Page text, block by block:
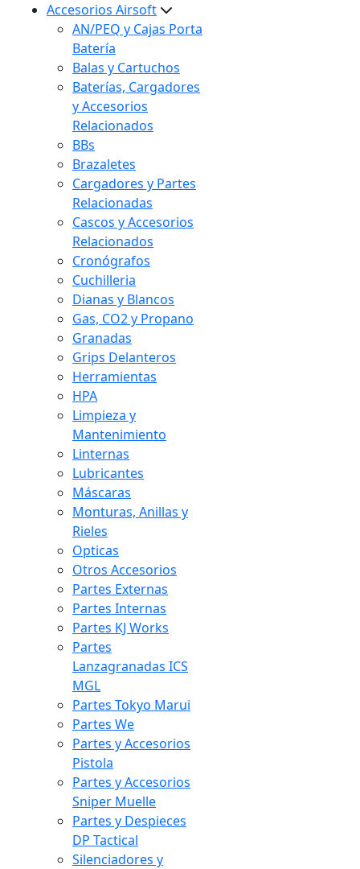
Accesorios Airsoft
AN/PEQ y Cajas Porta
Batería
Balas y Cartuchos
Baterías, Cargadores
y Accesorios
Relacionados
BBs
Brazaletes
Cargadores y Partes
Relacionadas
Cascos y Accesorios
Relacionados
Cronógrafos
Cuchilleria
Dianas y Blancos
Gas, CO2 y Propano
Granadas
Grips Delanteros
Herramientas
HPA
Limpieza y
Mantenimiento
Linternas
Lubricantes
Máscaras
Monturas, Anillas y
Rieles
Opticas
Otros Accesorios
Partes Externas
Partes Internas
Partes KJ Works
Partes
Lanzagranadas ICS
MGL
Partes Tokyo Marui
Partes We
Partes y Accesorios
Pistola
Partes y Accesorios
Sniper Muelle
Partes y Despieces
DP Tactical
Silenciadores y